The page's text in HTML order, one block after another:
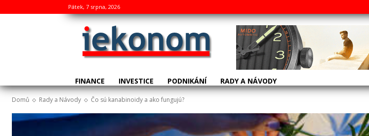
Pátek, 7 srpna, 2026
FINANCE INVESTICE PODNIKÁNÍ RADY A NÁVODY
Domů Rady a Návody Čo sú kanabinoidy a ako fungujú?